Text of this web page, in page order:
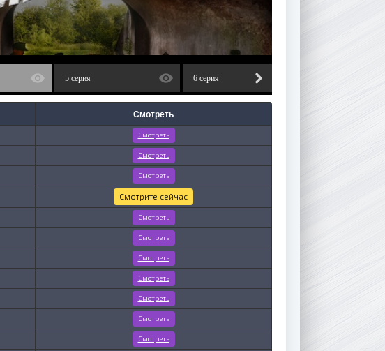
5 серия 6 серия
Смотреть
Смотреть
Смотреть
Смотреть
Смотрите сейчас
Смотреть
Смотреть
Смотреть
Смотреть
Смотреть
Смотреть
Смотреть